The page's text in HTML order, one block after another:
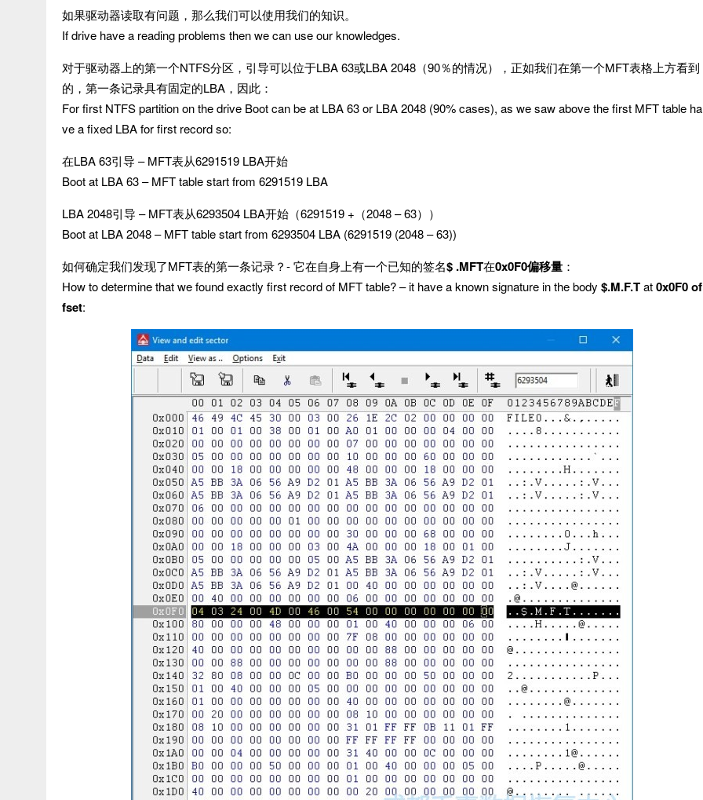
如果驱动器读取有问题，那么我们可以使用我们的知识。
If drive have a reading problems then we can use our knowledges.
对于驱动器上的第一个NTFS分区，引导可以位于LBA 63或LBA 2048（90％的情况），正如我们在第一个MFT表格上方看到
的，第一条记录具有固定的LBA，因此：
For first NTFS partition on the drive Boot can be at LBA 63 or LBA 2048 (90% cases), as we saw above the first MFT table ha
ve a fixed LBA for first record so:
在LBA 63引导 – MFT表从6291519 LBA开始
Boot at LBA 63 – MFT table start from 6291519 LBA
LBA 2048引导 – MFT表从6293504 LBA开始（6291519 +（2048 – 63））
Boot at LBA 2048 – MFT table start from 6293504 LBA (6291519 (2048 – 63))
如何确定我们发现了MFT表的第一条记录？- 它在自身上有一个已知的签名$ .MFT在0x0F0偏移量 ：
How to determine that we found exactly first record of MFT table? – it have a known signature in the body $.M.F.Tat0x0F0 of
fset: